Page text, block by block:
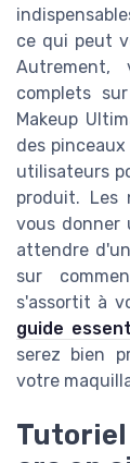
ce qui peut
Autrement,
complets
Makeup
des pinceaux
utilisateurs
produit. Les
vous donner
attendre
sur
s'assortit à
guide
serez bien
votre
Tutoriel